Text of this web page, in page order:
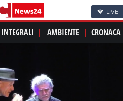
LIVE
AMBIENTE CRONACA